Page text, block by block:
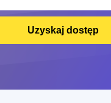
Uzyskaj dostęp